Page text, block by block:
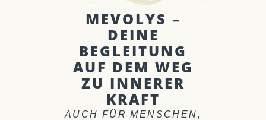
MEVOLYS –
DEINE
BEGLEITUNG
AUF DEM WEG
ZU INNERER
KRAFT
AUCH FÜR MENSCHEN,